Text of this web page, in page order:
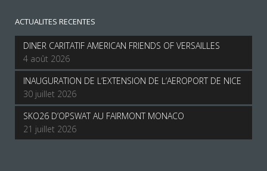
ACTUALITES RECENTES
DINER CARITATIF AMERICAN FRIENDS OF VERSAILLES
4 août 2026
INAUGURATION DE L’EXTENSION DE L’AEROPORT DE NICE
30 juillet 2026
SKO26 D’OPSWAT AU FAIRMONT MONACO
21 juillet 2026